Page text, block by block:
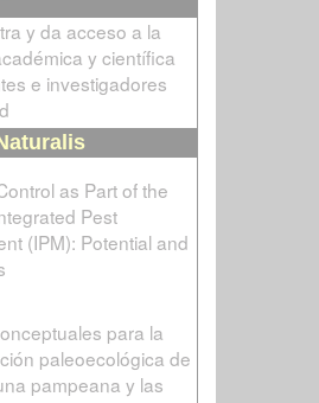
y da acceso a la
y científica
e investigadores
as Part of the
Pest
(IPM): Potential and
para la
paleoecológica de
pampeana y las